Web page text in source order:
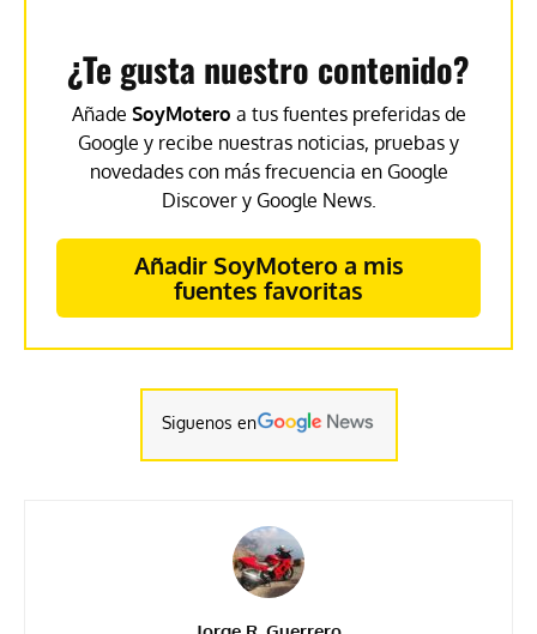
¿Te gusta nuestro contenido?
Añade SoyMotero a tus fuentes preferidas de
Google y recibe nuestras noticias, pruebas y
novedades con más frecuencia en Google
Discover y Google News.
Añadir SoyMotero a mis
fuentes favoritas
Siguenos en